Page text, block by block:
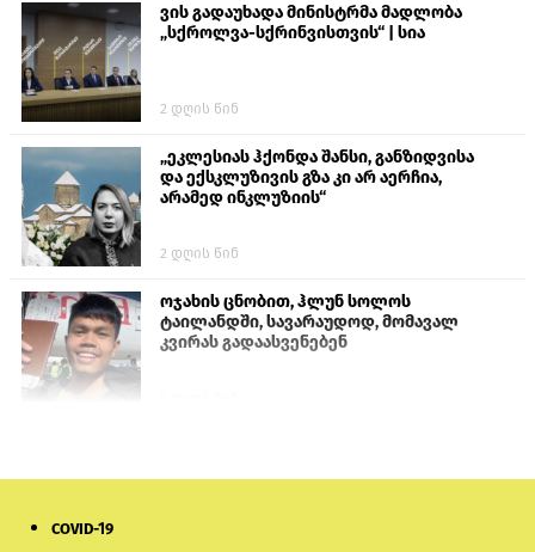
ვის გადაუხადა მინისტრმა მადლობა
„სქროლვა-სქრინვისთვის“ | სია
2 დღის წინ
„ეკლესიას ჰქონდა შანსი, განზიდვისა
და ექსკლუზივის გზა კი არ აერჩია,
არამედ ინკლუზიის“
2 დღის წინ
ოჯახის ცნობით, ჰლუნ სოლოს
ტაილანდში, სავარაუდოდ, მომავალ
კვირას გადაასვენებენ
COVID-19